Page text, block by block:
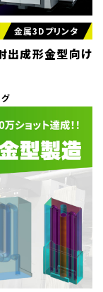
金属3Dプリンタ
出成形金型向け